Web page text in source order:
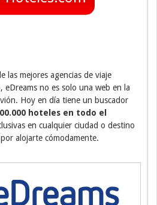
las mejores agencias de viaje
no es solo una web en la
Hoy en día tiene un buscador
hoteles en todo el
en cualquier ciudad o destino
alojarte cómodamente.